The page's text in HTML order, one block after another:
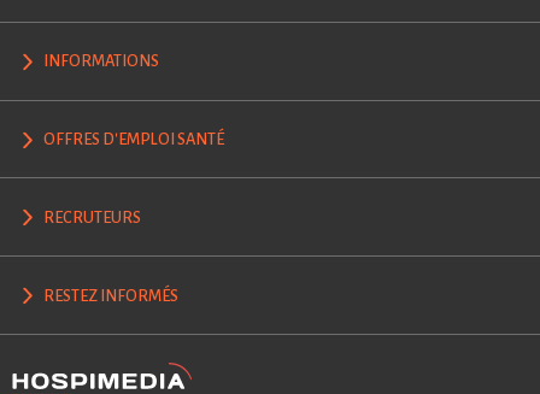
INFORMATIONS
OFFRES D'EMPLOI SANTÉ
RECRUTEURS
RESTEZ INFORMÉS